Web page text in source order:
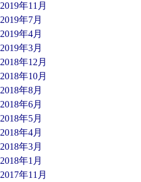
2019年11月
2019年7月
2019年4月
2019年3月
2018年12月
2018年10月
2018年8月
2018年6月
2018年5月
2018年4月
2018年3月
2018年1月
2017年11月